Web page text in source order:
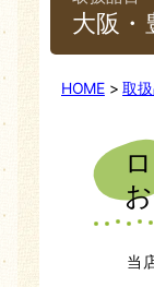
大阪・
HOME 取
当